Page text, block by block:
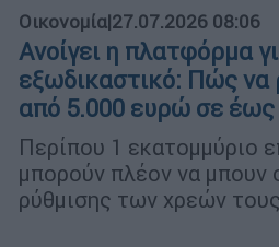
Οικονομία|27.07.2026 08:06
Ανοίγει η πλατφόρμα
εξωδικαστικό: Πώς να
από 5.000 ευρώ σε έως
Περίπου 1 εκατομμύριο
μπορούν πλέον να μπουν
ρύθμισης των χρεών τους